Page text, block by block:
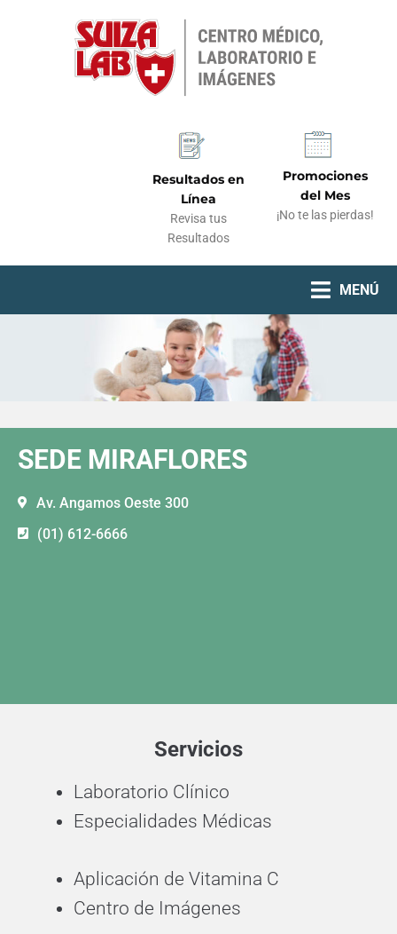
Resultados en
Línea
Revisa tus
Resultados
Promociones
del Mes
¡No te las pierdas!
MENÚ
SEDE MIRAFLORES
Av. Angamos Oeste 300
(01) 612-6666
Servicios
Laboratorio Clínico
Especialidades Médicas
Aplicación de Vitamina C
Centro de Imágenes